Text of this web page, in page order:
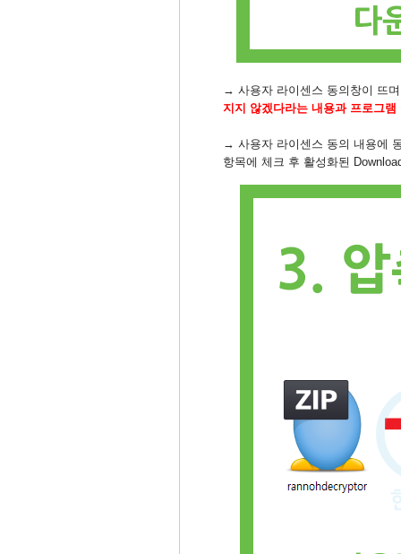
→ 사용자 라이센스 동의창이 뜨
지지 않겠다라는 내용과 프로그
→ 사용자 라이센스 동의 내용에
항목에 체크 후 활성화된